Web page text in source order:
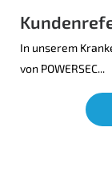
In unserem
von POWERSEC...